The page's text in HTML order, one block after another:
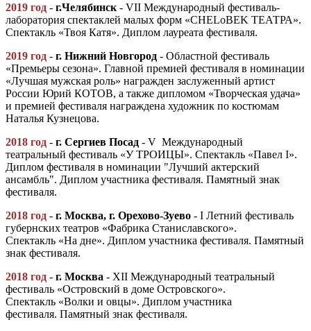
2019 год - г.Челябинск - VII Международный фестиваль-
лаборатория спектаклей малых форм «CHELoBEK ТЕАТРА».
Спектакль «Твоя Катя». Диплом лауреата фестиваля.
2019 год - г. Нижний Новгород - Областной фестиваль
«Премьеры сезона». Главной премией фестиваля в номинации
«Лучшая мужская роль» награжден заслуженный артист
России Юрий КОТОВ, а также дипломом «Творческая удача»
и премией фестиваля награждена художник по костюмам
Наталья Кузнецова.
2018 год - г. Сергиев Посад - V Международный
театральный фестиваль «У ТРОИЦЫ». Спектакль «Павел I».
Диплом фестиваля в номинации "Лучший актерский
ансамбль". Диплом участника фестиваля. Памятный знак
фестиваля.
2018 год - г. Москва, г. Орехово-Зуево - I Летний фестиваль
губернских театров «Фабрика Станиславского».
Спектакль «На дне». Диплом участника фестиваля. Памятный
знак фестиваля.
2018 год - г. Москва - XII Международный театральный
фестиваль «Островский в доме Островского».
Спектакль «Волки и овцы». Диплом участника
фестиваля. Памятный знак фестиваля.